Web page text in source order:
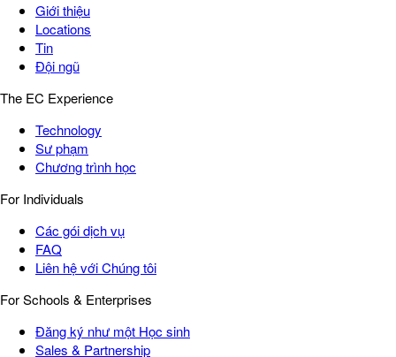
Giới thiệu
Locations
Tin
Đội ngũ
The EC Experience
Technology
Sư phạm
Chương trình học
For Individuals
Các gói dịch vụ
FAQ
Liên hệ với Chúng tôi
For Schools & Enterprises
Đăng ký như một Học sinh
Sales & Partnership